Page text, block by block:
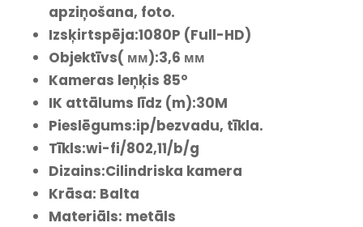
apziņošana, foto.
Izsķirtspēja:1080P (Full-HD)
Objektīvs( мм):3,6 мм
Kameras leņķis 85°
IK attālums līdz (m):30M
Pieslēgums:ip/bezvadu, tīkla.
Tīkls:wi-fi/802,11/b/g
Dizains:Cilindriska kamera
Krāsa: Balta
Materiāls: metāls